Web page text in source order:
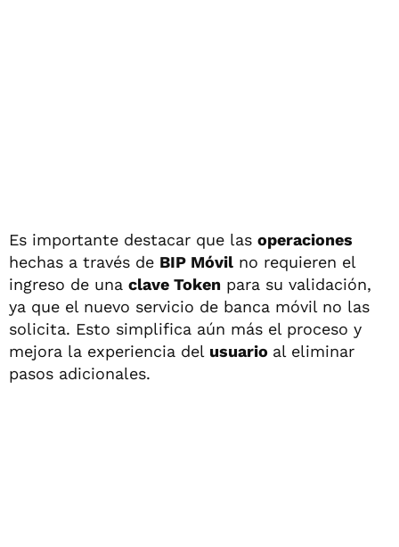
Es importante destacar que las operaciones
hechas a través de BIP Móvil no requieren el
ingreso de una clave Token para su validación,
ya que el nuevo servicio de banca móvil no las
solicita. Esto simplifica aún más el proceso y
mejora la experiencia del usuario al eliminar
pasos adicionales.